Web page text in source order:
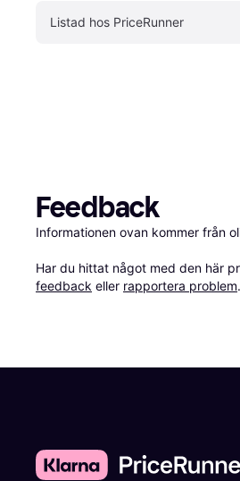
Listad hos PriceRunner
Feedback
Informationen ovan kommer från
Har du hittat något med den här
feedback eller rapportera problem.